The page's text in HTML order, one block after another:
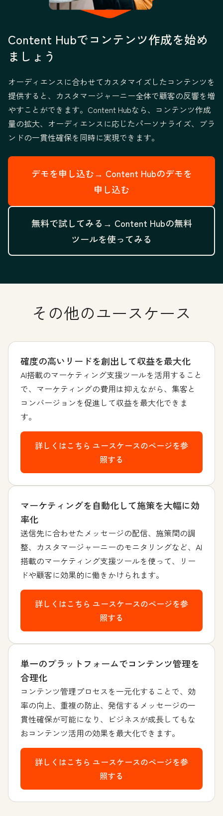
Content Hubでコンテンツ作成を始め
ましょう
オーディエンスに合わせてカスタマイズしたコンテンツを
提供すると、カスタマージャーニー全体で顧客の反響を増
やすことができます。Content Hubなら、コンテンツ作成
量の拡大、オーディエンスに応じたパーソナライズ、ブラ
ンドの一貫性確保を同時に実現できます。
デモを申し込む→ Content Hubのデモを
申し込む
無料で試してみる→ Content Hubの無料
ツールを使ってみる
その他のユースケース
確度の高いリードを創出して収益を最大化
AI搭載のマーケティング支援ツールを活用すること
で、マーケティングの費用は抑えながら、集客と
コンバージョンを促進して収益を最大化できま
す。
詳しくはこちら ユースケースのページを参
照する
マーケティングを自動化して施策を大幅に効
率化
送信先に合わせたメッセージの配信、施策間の調
整、カスタマージャーニーのモニタリングなど、AI
搭載のマーケティング支援ツールを使って、リー
ドや顧客に効果的に働きかけられます。
詳しくはこちら ユースケースのページを参
照する
単一のプラットフォームでコンテンツ管理を
合理化
コンテンツ管理プロセスを一元化することで、効
率の向上、重複の防止、発信するメッセージの一
貫性確保が可能になり、ビジネスが成長してもな
おコンテンツ活用の効果を最大化できます。
詳しくはこちら ユースケースのページを参
照する